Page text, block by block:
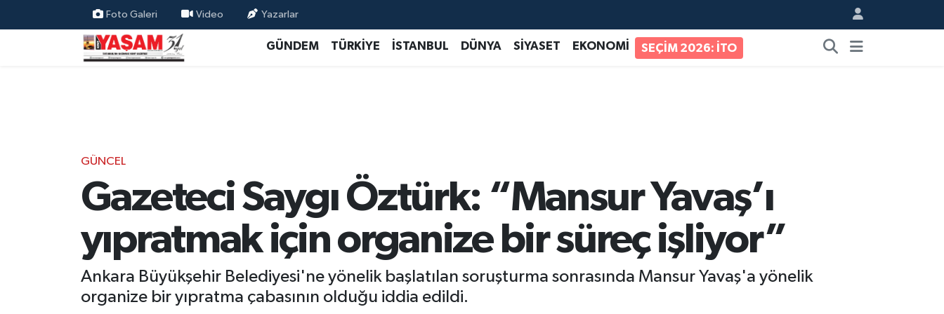
Foto Galeri Video Yazarlar
GÜNDEM TÜRKİYE İSTANBUL DÜNYA SİYASET EKONOMİ SEÇİM 2026: İTO
GÜNCEL
Gazeteci Saygı Öztürk: “Mansur Yavaş’ı
yıpratmak için organize bir süreç işliyor”
Ankara Büyükşehir Belediyesi'ne yönelik başlatılan soruşturma sonrasında Mansur Yavaş'a yönelik
organize bir yıpratma çabasının olduğu iddia edildi.